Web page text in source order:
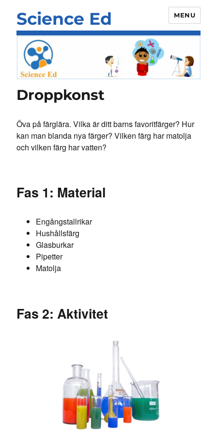
Science Ed MENU
Droppkonst
Öva på färglära. Vilka är ditt barns favoritfärger? Hur
kan man blanda nya färger? Vilken färg har matolja
och vilken färg har vatten?
Fas 1: Material
Engångstallrikar
Hushållsfärg
Glasburkar
Pipetter
Matolja
Fas 2: Aktivitet